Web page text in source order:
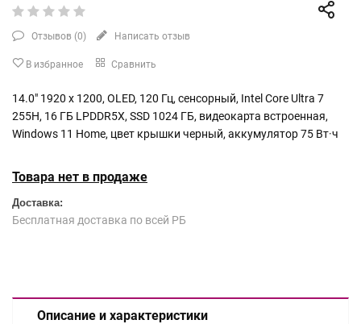
Отзывов (0) Написать отзыв
В избранное Сравнить
14.0" 1920 x 1200, OLED, 120 Гц, сенсорный, Intel Core Ultra 7
255H, 16 ГБ LPDDR5X, SSD 1024 ГБ, видеокарта встроенная,
Windows 11 Home, цвет крышки черный, аккумулятор 75 Вт·ч
Товара нет в продаже
Доставка:
Бесплатная доставка по всей РБ
Описание и характеристики